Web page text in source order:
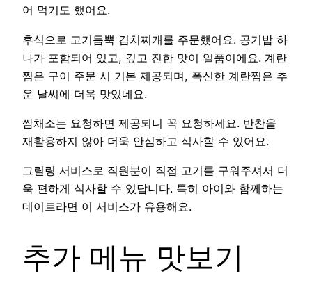
어 먹기도 했어요.
후식으로 고기듬뿍 김치찌개를 주문했어요. 공기밥 하
나가 포함되어 있고, 깊고 진한 맛이 일품이에요. 계란
찜은 구이 주문 시 기본 제공되며, 폭신한 계란찜은 추
운 날씨에 더욱 맛있네요.
쌈채소는 요청하면 제공되니 꼭 요청하세요. 반찬을
재활용하지 않아 더욱 안심하고 식사할 수 있어요.
그릴링 서비스로 직원분이 직접 고기를 구워주셔서 더
욱 편하게 식사할 수 있답니다. 특히 아이와 함께하는
데이트라면 이 서비스가 유용해요.
추가 메뉴 맛보기